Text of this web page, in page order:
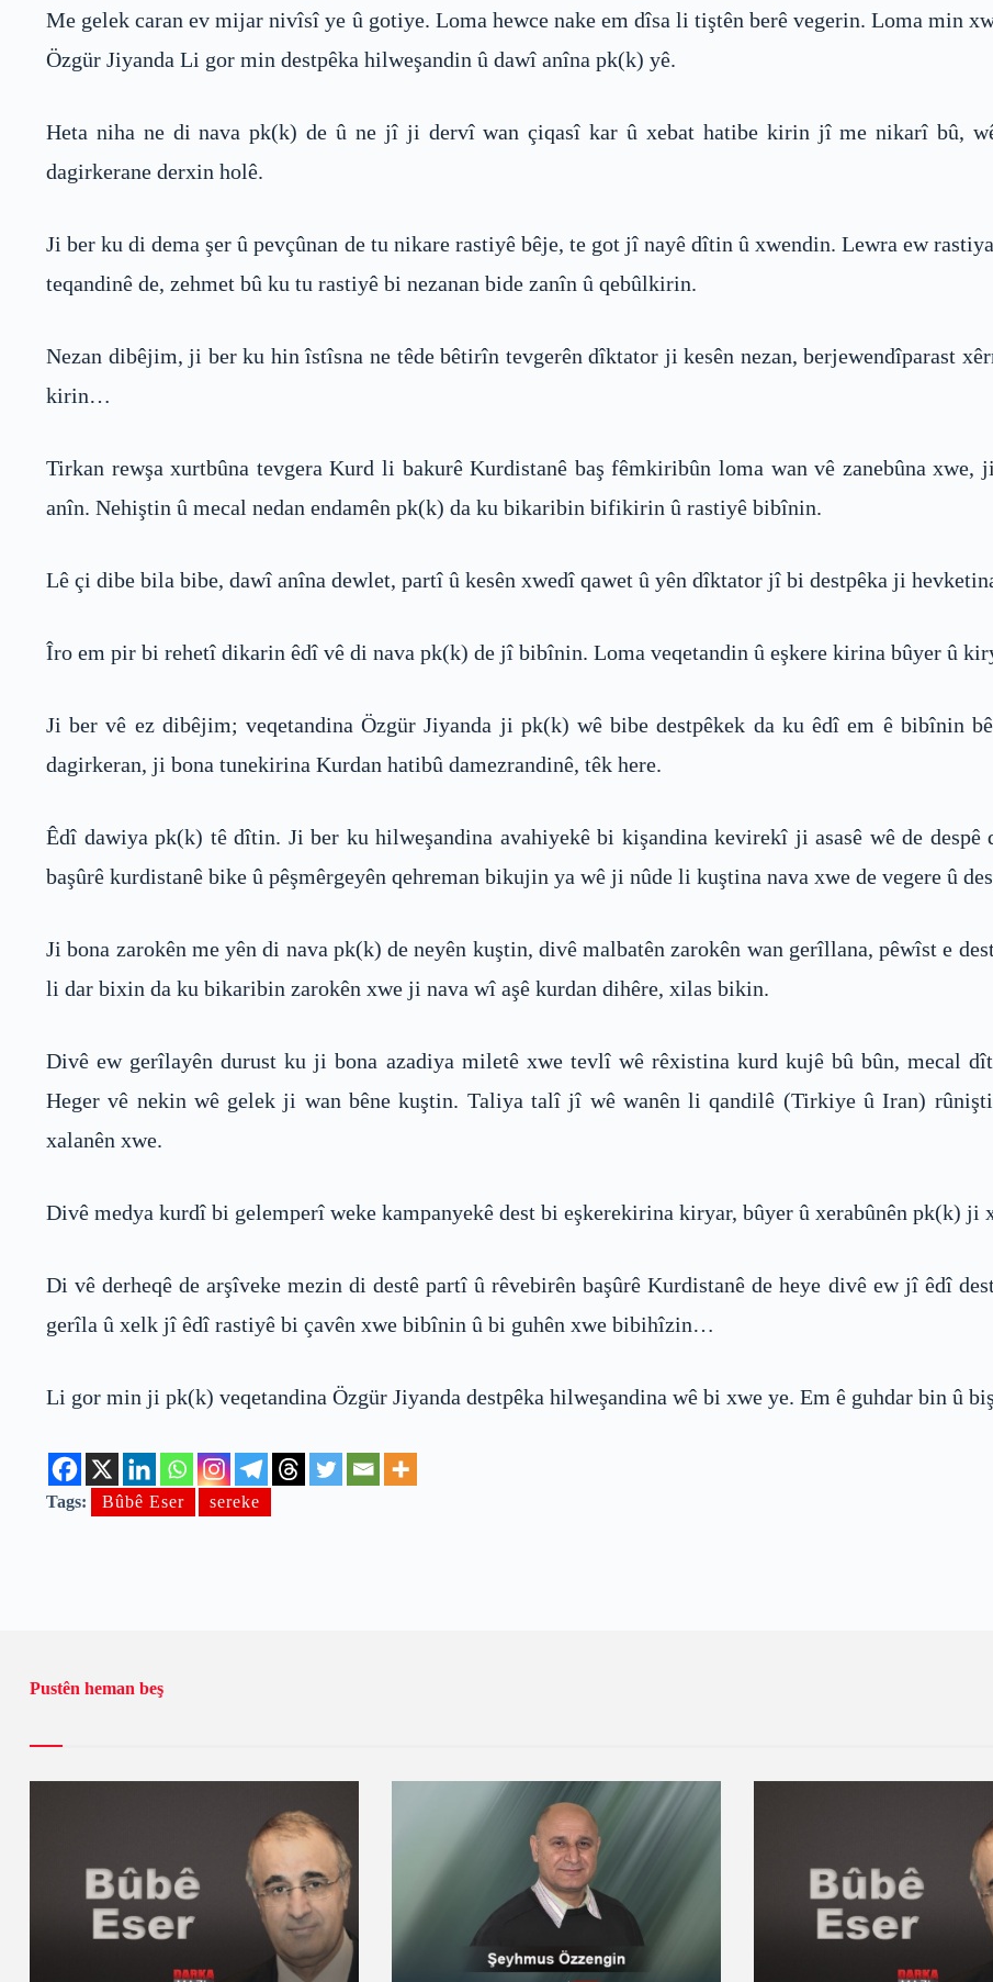
Me gelek caran ev mijar nivîsî ye û gotiye. Loma hewce nake em dîsa li tiştên berê vegerin. Loma min
Özgür Jiyanda Li gor min destpêka hilweşandin û dawî anîna pk(k) yê.
Heta niha ne di nava pk(k) de û ne jî ji dervî wan çiqasî kar û xebat hatibe kirin jî me nikarî bû,
dagirkerane derxin holê.
Ji ber ku di dema şer û pevçûnan de tu nikare rastiyê bêje, te got jî nayê dîtin û xwendin. Lewra ew
teqandinê de, zehmet bû ku tu rastiyê bi nezanan bide zanîn û qebûlkirin.
Nezan dibêjim, ji ber ku hin îstîsna ne têde bêtirîn tevgerên dîktator ji kesên nezan, berjewendîparast
kirin…
Tirkan rewşa xurtbûna tevgera Kurd li bakurê Kurdistanê baş fêmkiribûn loma wan vê zanebûna
anîn. Nehiştin û mecal nedan endamên pk(k) da ku bikaribin bifikirin û rastiyê bibînin.
Lê çi dibe bila bibe, dawî anîna dewlet, partî û kesên xwedî qawet û yên dîktator jî bi destpêka ji
Îro em pir bi rehetî dikarin êdî vê di nava pk(k) de jî bibînin. Loma veqetandin û eşkere kirina bûyer û
Ji ber vê ez dibêjim; veqetandina Özgür Jiyanda ji pk(k) wê bibe destpêkek da ku êdî em ê bibînin
dagirkeran, ji bona tunekirina Kurdan hatibû damezrandinê, têk here.
Êdî dawiya pk(k) tê dîtin. Ji ber ku hilweşandina avahiyekê bi kişandina kevirekî ji asasê wê de
başûrê kurdistanê bike û pêşmêrgeyên qehreman bikujin ya wê ji nûde li kuştina nava xwe de vegere û
Ji bona zarokên me yên di nava pk(k) de neyên kuştin, divê malbatên zarokên wan gerîllana, pêwîst e
li dar bixin da ku bikaribin zarokên xwe ji nava wî aşê kurdan dihêre, xilas bikin.
Divê ew gerîlayên durust ku ji bona azadiya miletê xwe tevlî wê rêxistina kurd kujê bû bûn, mecal
Heger vê nekin wê gelek ji wan bêne kuştin. Taliya talî jî wê wanên li qandilê (Tirkiye û Iran)
xalanên xwe.
Divê medya kurdî bi gelemperî weke kampanyekê dest bi eşkerekirina kiryar, bûyer û xerabûnên pk(k) ji
Di vê derheqê de arşîveke mezin di destê partî û rêvebirên başûrê Kurdistanê de heye divê ew jî êdî
gerîla û xelk jî êdî rastiyê bi çavên xwe bibînin û bi guhên xwe bibihîzin…
Li gor min ji pk(k) veqetandina Özgür Jiyanda destpêka hilweşandina wê bi xwe ye. Em ê guhdar bin û
Tags: Bûbê Eser sereke
Pustên heman beş